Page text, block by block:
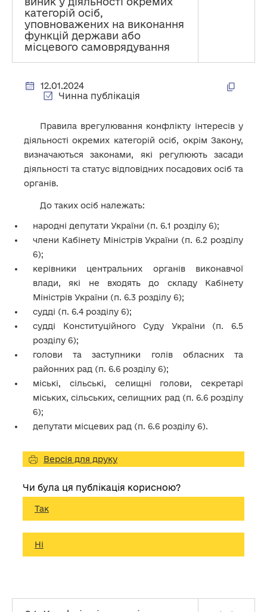
категорій осіб,
уповноважених на виконання
функцій держави або
місцевого самоврядування
12.01.2024
Чинна публікація
Правила врегулювання конфлікту інтересів у
діяльності окремих категорій осіб, окрім Закону,
визначаються законами, які регулюють засади
діяльності та статус відповідних посадових осіб та
органів.
До таких осіб належать:
народні депутати України (п. 6.1 розділу 6);
члени Кабінету Міністрів України (п. 6.2 розділу
6);
керівники центральних органів виконавчої
влади, які не входять до складу Кабінету
Міністрів України (п. 6.3 розділу 6);
судді (п. 6.4 розділу 6);
судді Конституційного Суду України (п. 6.5
розділу 6);
голови та заступники голів обласних та
районних рад (п. 6.6 розділу 6);
міські, сільські, селищні голови, секретарі
міських, сільських, селищних рад (п. 6.6 розділу
6);
депутати місцевих рад (п. 6.6 розділу 6).
Версія для друку
Чи була ця публікація корисною?
Так
Ні